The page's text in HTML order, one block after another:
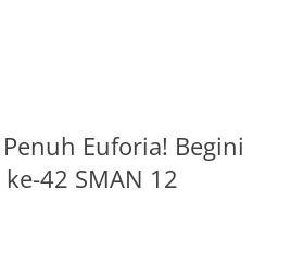
Euforia! Begini
42 SMAN 12